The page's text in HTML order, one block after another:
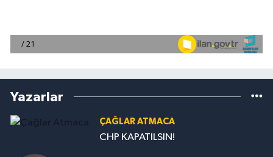
Yazarlar
ÇAĞLAR ATMACA
CHP KAPATILSIN!